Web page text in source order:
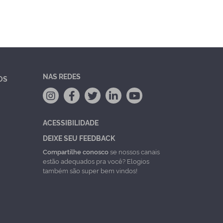
NAS REDES
ACESSIBILIDADE
DEIXE SEU FEEDBACK
Compartilhe conoscose nossos canais
estão adequados pra você? Elogios
também são super bem vindos!